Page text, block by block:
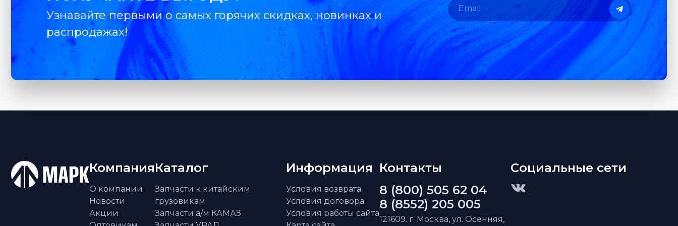
Узнавайте первыми о самых горячих скидках, новинках и
распродажах!
Компания
О компании
Новости
Акции
Каталог
Запчасти к китайским
грузовикам
Запчасти а/м КАМАЗ
Информация
Условия возврата
Условия договора
Условия работы сайта
Контакты
8 (800) 505 62 04
8 (8552) 205 005
121609. г. Москва, ул. Осенняя,
Социальные сети